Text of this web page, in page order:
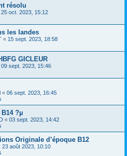
résolu
25 oct. 2023, 15:12
les landes
« 15 sept. 2023, 18:58
GICLEUR
09 sept. 2023, 15:46
« 06 sept. 2023, 16:45
?µ
« 03 sept. 2023, 14:42
Originale d’époque B12
23 août 2023, 10:10